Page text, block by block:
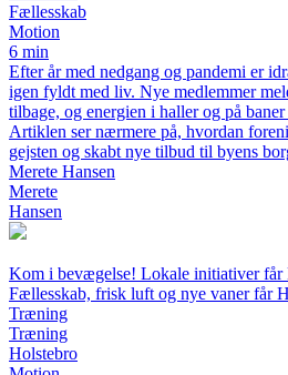
Fællesskab
Motion
6 min
Efter år med nedgang og pandemi er
igen fyldt med liv. Nye medlemmer
tilbage, og energien i haller og på
Artiklen ser nærmere på, hvordan
gejsten og skabt nye tilbud til byens
Merete Hansen
Merete
Hansen
Kom i bevægelse! Lokale initiativer får
Fællesskab, frisk luft og nye vaner får
Træning
Træning
Holstebro